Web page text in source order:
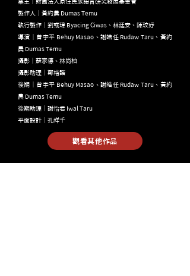
業主｜財團法人原住民族語言研究發展基金會
製作人｜黃約農 Dumas Temu
執行製作｜劉彧瑋 Byacing Ciwas、林廷安、陳玟妤
導演｜曾宇平 Behuy Masao、謝皓任 Rudaw Taru、黃約
農 Dumas Temu
​攝影｜蘇家德、林尚柏
攝影助理｜鄭楷諾
後期｜曾宇平 Behuy Masao、謝皓任 Rudaw Taru、黃約
農 Dumas Temu
後期助理｜謝怡君 Iwal Taru
平面設計｜孔祥千
觀看其他作品